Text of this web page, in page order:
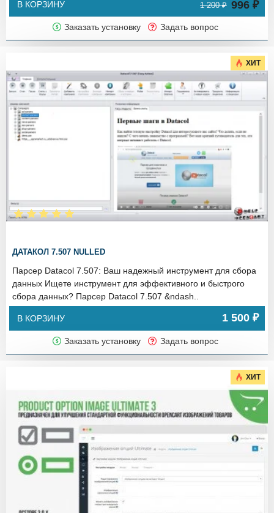
В КОРЗИНУ 996 ₽
1 200 ₽
Заказать установку Задать вопрос
ХИТ
ДАТАКОЛ 7.507 NULLED
Парсер Datacol 7.507: Ваш надежный инструмент для сбора
данных Ищете инструмент для эффективного и быстрого
сбора данных? Парсер Datacol 7.507 &ndash..
В КОРЗИНУ 1 500 ₽
Заказать установку Задать вопрос
ХИТ